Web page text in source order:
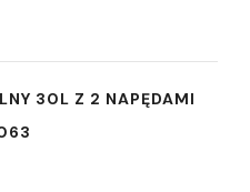
30L Z 2 NAPĘDAMI